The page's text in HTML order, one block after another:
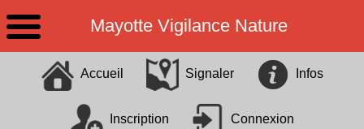
Mayotte Vigilance Nature
Accueil Signaler Infos
Inscription Connexion
Identification
Pseudo
Mot de passe